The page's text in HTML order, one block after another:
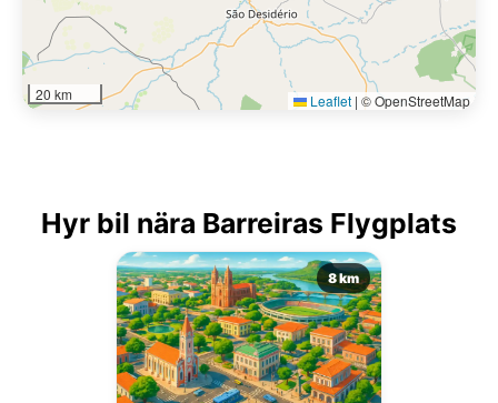
20 km Leaflet | © OpenStreetMap
Hyr bil nära Barreiras Flygplats
8 km